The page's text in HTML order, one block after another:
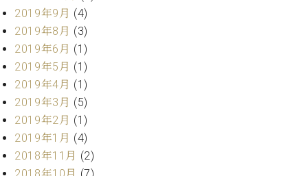
W.
ホ
フ
マ
ン
プ
ロ
フ
ェ
内
(PDF)
お
い
合
わ
せ
本
2019年9月 (4)
2019年8月 (3)
2019年6月 (1)
2019年5月 (1)
2019年4月 (1)
2019年3月 (5)
2019年2月 (1)
2019年1月 (4)
2018年11月 (2)